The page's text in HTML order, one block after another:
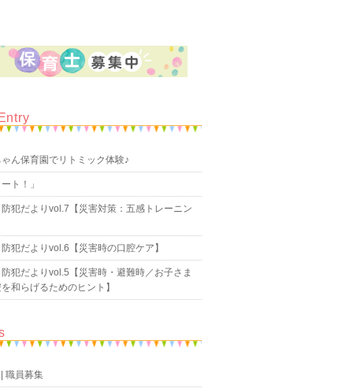
ん保育園でリトミック体験♪
ト！」
犯だよりvol.7【災害対策：五感トレーニン
犯だよりvol.6【災害時の口腔ケア】
犯だよりvol.5【災害時・避難時／お子さま
和らげるためのヒント】
職員募集